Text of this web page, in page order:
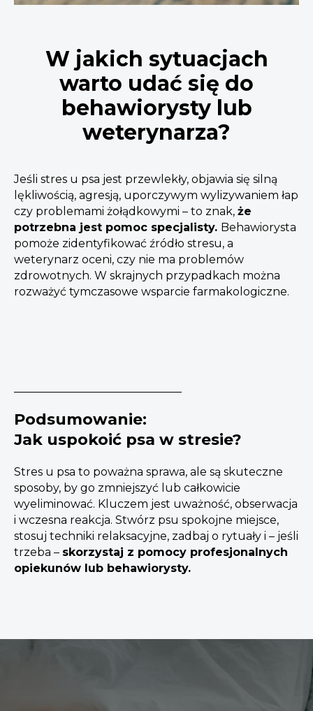
W jakich sytuacjach
warto udać się do
behawiorysty lub
weterynarza?
Jeśli stres u psa jest przewlekły, objawia się silną
lękliwością, agresją, uporczywym wylizywaniem łap
czy problemami żołądkowymi – to znak, że
potrzebna jest pomoc specjalisty. Behawiorysta
pomoże zidentyfikować źródło stresu, a
weterynarz oceni, czy nie ma problemów
zdrowotnych. W skrajnych przypadkach można
rozważyć tymczasowe wsparcie farmakologiczne.
Podsumowanie:
Jak uspokoić psa w stresie?
Stres u psa to poważna sprawa, ale są skuteczne
sposoby, by go zmniejszyć lub całkowicie
wyeliminować. Kluczem jest uważność, obserwacja
i wczesna reakcja. Stwórz psu spokojne miejsce,
stosuj techniki relaksacyjne, zadbaj o rytuały i – jeśli
trzeba – skorzystaj z pomocy profesjonalnych
opiekunów lub behawiorysty.